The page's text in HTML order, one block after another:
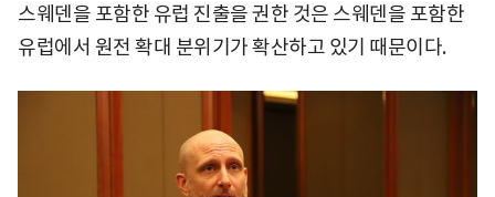
스웨덴을 포함한 유럽 진출을 권한 것은 스웨덴을 포함한
유럽에서 원전 확대 분위기가 확산하고 있기 때문이다.